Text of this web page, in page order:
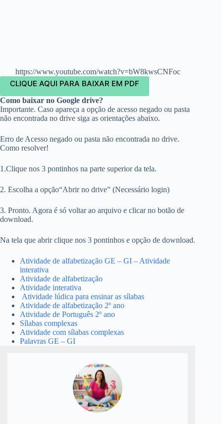
https://www.youtube.com/watch?v=bW8kwsCNFoc
CLIQUE AQUI PARA BAIXAR EM PDF
Como baixar no Google drive?
Importante. Caso apareça a opção de acesso negado ou pasta
não encontrada no drive siga as orientações abaixo.
Erro de Acesso negado ou pasta não encontrada no drive.
Como resolver!
1.Clique nos 3 pontinhos na parte superior da tela.
2. Escolha a opção“Abrir no drive” (Necessário login)
3. Pronto. Agora é só voltar ao arquivo e clicar no botão de
download.
Na tela que abrir clique nos 3 pontinhos e opção de download.
Atividade de alfabetização GE – GI – Atividade
interativa
Atividade de alfabetização
Atividade interativa
Atividade lúdica para ensinar as sílabas
Atividade de alfabetização 2º ano
Atividade de Português 2º ano
Sílabas complexas
Atividade com sílabas complexas
Palavras GE – GI